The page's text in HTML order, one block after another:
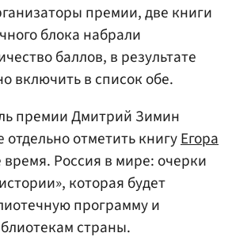
премии, две книги
блока набрали
баллов, в результате
включить в список обе.
премии Дмитрий Зимин
отметить книгуЕгора
время. Россия в мире: очерки
которая будет
программу и
страны.